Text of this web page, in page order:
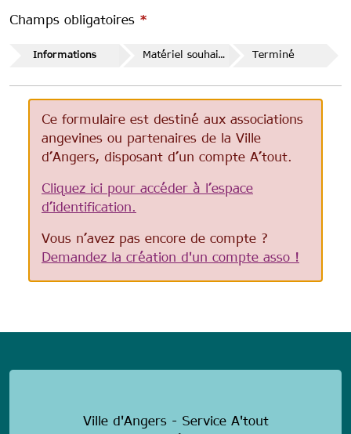
Champs obligatoires *
Informations Matériel souhaité Terminé
Ce formulaire est destiné aux associations
angevines ou partenaires de la Ville
d’Angers, disposant d’un compte A’tout.
Cliquez ici pour accéder à l’espace
d’identification.
Vous n’avez pas encore de compte ?
Demandez la création d'un compte asso !
Ville d'Angers - Service A'tout